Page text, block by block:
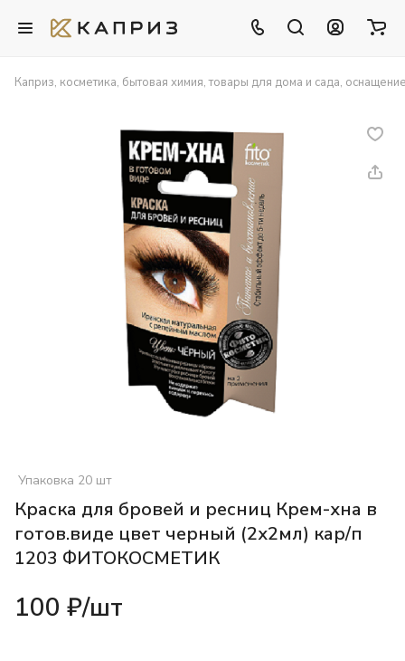
Каприз, косметика, бытовая химия, товары для дома и сада,
Упаковка 20 шт
Краска для бровей и ресниц Крем-хна в
готов.виде цвет черный (2х2мл) кар/п
1203 ФИТОКОСМЕТИК
100 ₽/шт